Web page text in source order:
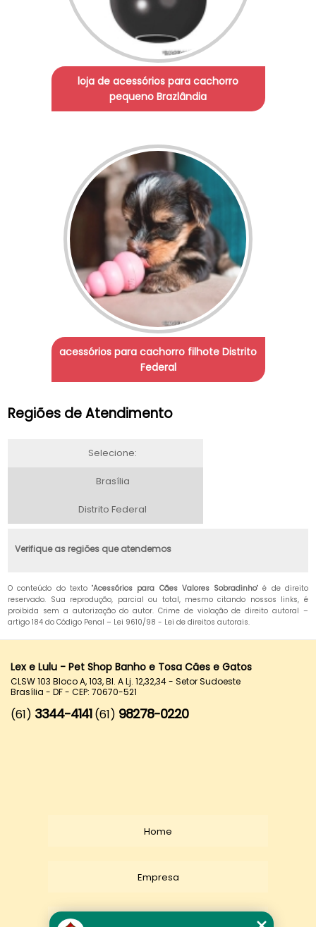
loja de acessórios para cachorro
pequeno Brazlândia
acessórios para cachorro filhote Distrito
Federal
Regiões de Atendimento
Selecione:
Brasília
Distrito Federal
Verifique as regiões que atendemos
O conteúdo do texto "Acessórios para Cães Valores Sobradinho" é de direito
reservado. Sua reprodução, parcial ou total, mesmo citando nossos links, é
proibida sem a autorização do autor. Crime de violação de direito autoral –
artigo 184 do Código Penal – Lei 9610/98 - Lei de direitos autorais.
Lex e Lulu - Pet Shop Banho e Tosa Cães e Gatos
CLSW 103 Bloco A, 103, Bl. A Lj. 12,32,34 - Setor Sudoeste
Brasília - DF - CEP: 70670-521
(61) 3344-4141 (61) 98278-0220
Home
Empresa